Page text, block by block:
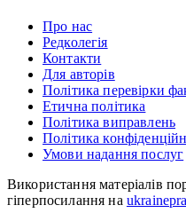
Про нас
Редколегія
Контакти
Для авторів
Політика перевірки
Етична політика
Політика виправлень
Політика
Умови надання послуг
Використання матеріалів
гіперпосилання на